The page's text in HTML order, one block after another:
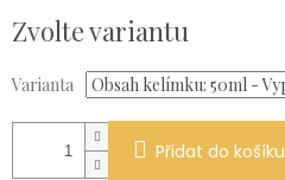
cena:
Zvolte variantu
Varianta
Přidat do košíku